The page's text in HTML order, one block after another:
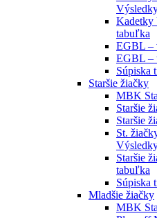
Kadetky
tabuľka
EGBL –
EGBL –
Súpiska
Staršie žiačky
MBK
Staršie
Staršie
St.
Staršie
tabuľka
Súpiska
Mladšie žiačky
MBK